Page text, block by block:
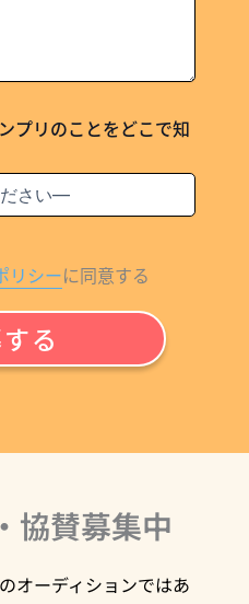
プリのことをどこで知
リシーに同意する
協賛募集中
オーディションではあ